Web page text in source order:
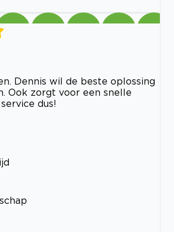
Dennis wil de beste oplossing
Ook zorgt voor een snelle
dus!